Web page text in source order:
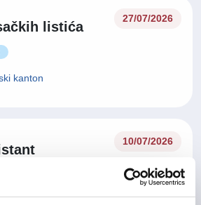
listića
27/07/2026
kanton
10/07/2026
poslovi